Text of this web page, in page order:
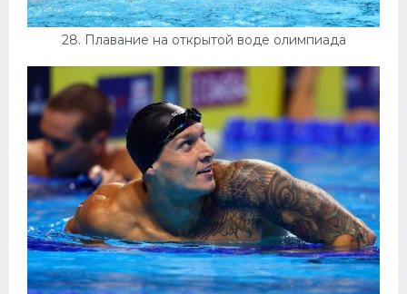
28. Плавание на открытой воде олимпиада